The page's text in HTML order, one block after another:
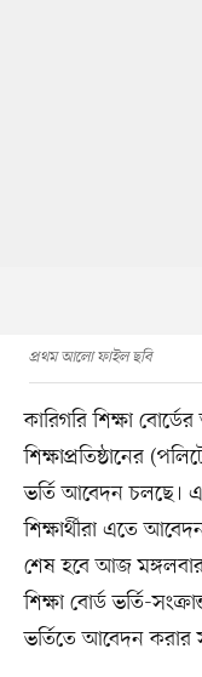
প্রথম আলো ফাইল ছবি
কারিগরি শিক্ষা
শিক্ষাপ্রতিষ্ঠানের
ভর্তি আবেদন চলছে।
শিক্ষার্থীরা এতে
শেষ হবে আজ মঙ্গলবার
শিক্ষা বোর্ড ভর্তি-
ভর্তিতে আবেদন করার